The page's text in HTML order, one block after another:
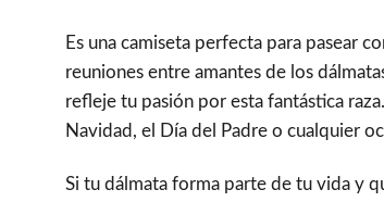
Es una camiseta perfecta para pasear
reuniones entre amantes de los
refleje tu pasión por esta fantástica
Navidad, el Día del Padre o cualquier
Si tu dálmata forma parte de tu vida y